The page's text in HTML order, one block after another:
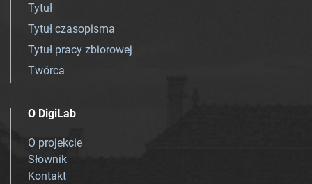
Tytuł
Tytuł czasopisma
Tytuł pracy zbiorowej
Twórca
O DigiLab
O projekcie
Słownik
Kontakt